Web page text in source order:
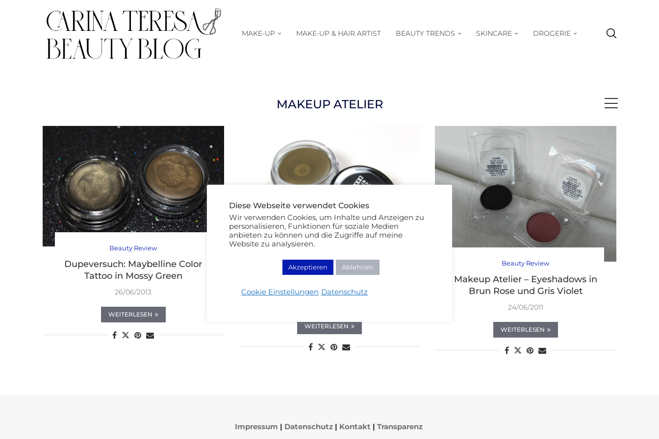
MAKE-UP MAKE-UP & HAIR ARTIST BEAUTY TRENDS SKINCARE DROGERIE
MAKEUP ATELIER
Beauty Review
Dupeversuch: Maybelline Color
Tattoo in Mossy Green
26/06/2013
WEITERLESEN
Beauty Review
Makeup Atelier –
Cremelidschatten in Green
Bronze
WEITERLESEN
Beauty Review
Makeup Atelier – Eyeshadows in
Brun Rose und Gris Violet
24/06/2011
WEITERLESEN
Impressum | Datenschutz| Kontakt | Transparenz
Diese Webseite verwendet Cookies
Wir verwenden Cookies, um Inhalte und Anzeigen zu
personalisieren, Funktionen für soziale Medien
anbieten zu können und die Zugriffe auf meine
Website zu analysieren.
Akzeptieren Ablehnen
Cookie Einstellungen Datenschutz